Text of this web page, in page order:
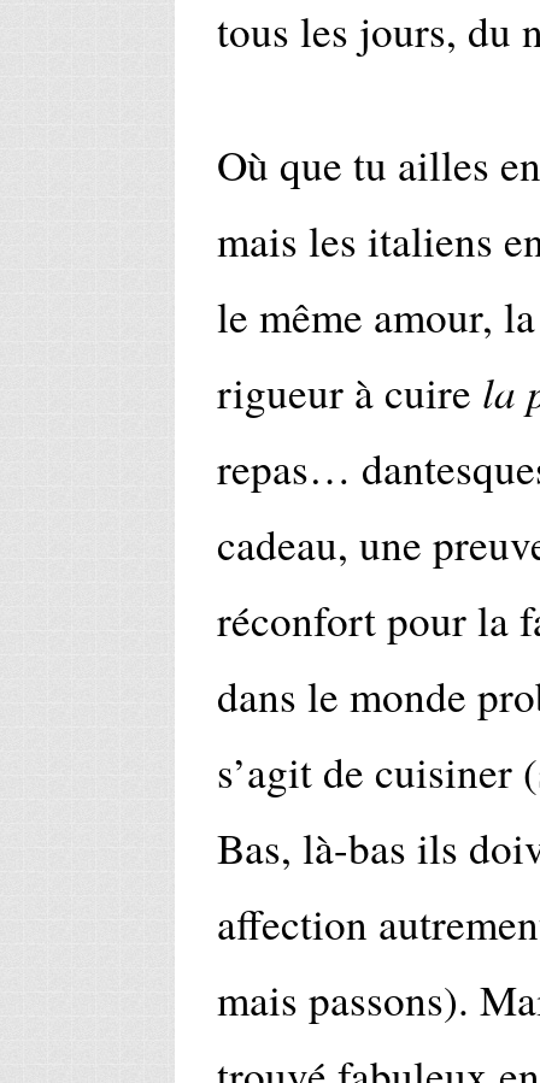
tous les jours, du
Où que tu ailles
mais les italiens
le même amour,
rigueur à cuire la
repas…
cadeau, une
réconfort pour la
dans le monde
s’agit de cuisiner
Bas, là-bas ils
affection
mais passons).